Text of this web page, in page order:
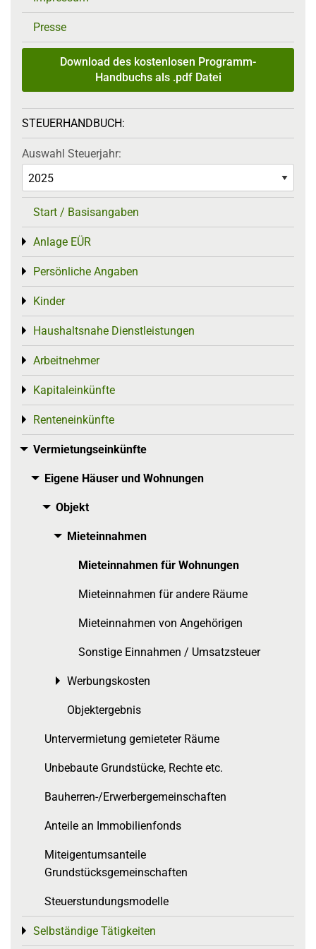
Presse
Download des kostenlosen Programm-
Handbuchs als .pdf Datei
STEUERHANDBUCH:
Auswahl Steuerjahr:
Start / Basisangaben
Anlage EÜR
Toggle menu
Persönliche Angaben
Toggle menu
Kinder
Toggle menu
Haushaltsnahe Dienstleistungen
Toggle menu
Arbeitnehmer
Toggle menu
Kapitaleinkünfte
Toggle menu
Renteneinkünfte
Toggle menu
Vermietungseinkünfte
Toggle menu
Eigene Häuser und Wohnungen
Toggle menu
Objekt
Toggle menu
Mieteinnahmen
Toggle menu
Mieteinnahmen für Wohnungen
Mieteinnahmen für andere Räume
Mieteinnahmen von Angehörigen
Sonstige Einnahmen / Umsatzsteuer
Werbungskosten
Toggle menu
Objektergebnis
Untervermietung gemieteter Räume
Unbebaute Grundstücke, Rechte etc.
Bauherren-/Erwerbergemeinschaften
Anteile an Immobilienfonds
Miteigentumsanteile
Grundstücksgemeinschaften
Steuerstundungsmodelle
Selbständige Tätigkeiten
Toggle menu